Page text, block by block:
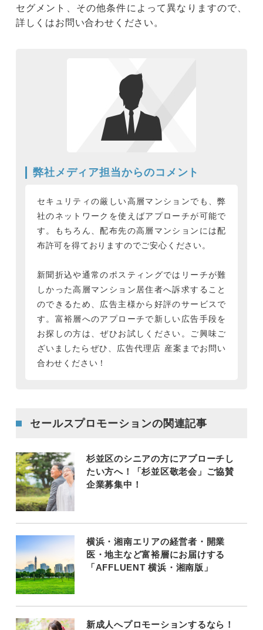
セグメント、その他条件によって異なりますので、
詳しくはお問い合わせください。
弊社メディア担当からのコメント
セキュリティの厳しい高層マンションでも、弊
社のネットワークを使えばアプローチが可能で
す。もちろん、配布先の高層マンションには配
布許可を得ておりますのでご安心ください。
新聞折込や通常のポスティングではリーチが難
しかった高層マンション居住者へ訴求すること
のできるため、広告主様から好評のサービスで
す。富裕層へのアプローチで新しい広告手段を
お探しの方は、ぜひお試しください。ご興味ご
ざいましたらぜひ、広告代理店 産案までお問い
合わせください！
セールスプロモーションの関連記事
杉並区のシニアの方にアプローチし
たい方へ！「杉並区敬老会」ご協賛
企業募集中！
横浜・湘南エリアの経営者・開業
医・地主など富裕層にお届けする
「AFFLUENT 横浜・湘南版」
新成人へプロモーションするなら！